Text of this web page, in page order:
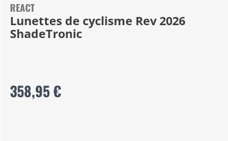
REACT
Lunettes de cyclisme Rev 2026
ShadeTronic
358,95 €